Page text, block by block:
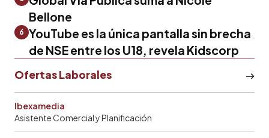
Bellone
6 YouTube es la única pantalla sin brecha
de NSE entre los U18, revela Kidscorp
Ofertas Laborales
Ibexamedia
Asistente Comercial y Planificación